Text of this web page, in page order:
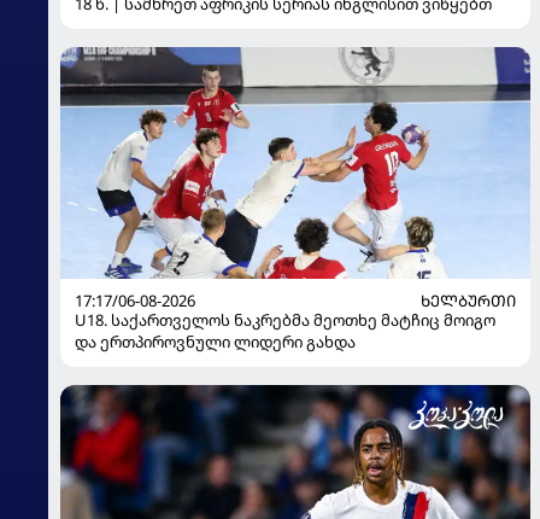
17:17/06-08-2026
ᲮᲔᲚᲑᲣᲠᲗᲘ
U18. საქართველოს ნაკრებმა მეოთხე მატჩიც მოიგო
და ერთპიროვნული ლიდერი გახდა